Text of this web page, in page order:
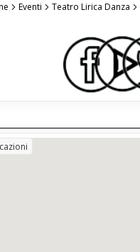
Eventi Teatro Lirica Danza